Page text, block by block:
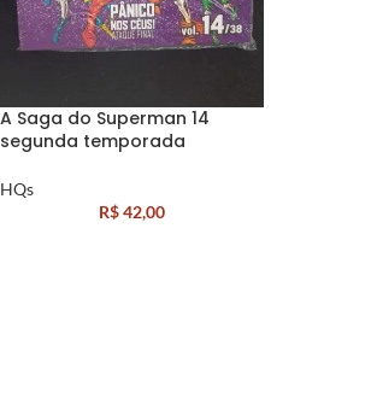
A Saga do Superman 14
segunda temporada
HQs
R$42,00